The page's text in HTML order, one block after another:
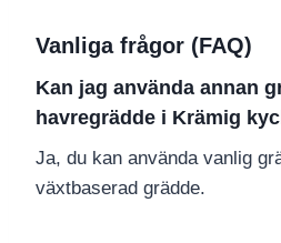
Vanliga frågor (FAQ)
Kan jag använda annan
havregrädde i Krämig
Ja, du kan använda vanlig
växtbaserad grädde.